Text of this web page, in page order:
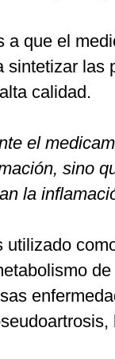
a que el
sintetizar las
calidad.
el
sino
la
utilizado